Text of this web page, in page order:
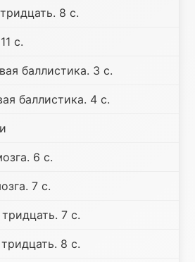
8 с.
с.
баллистика. 3 с.
баллистика. 4 с.
6 с.
7 с.
7 с.
8 с.